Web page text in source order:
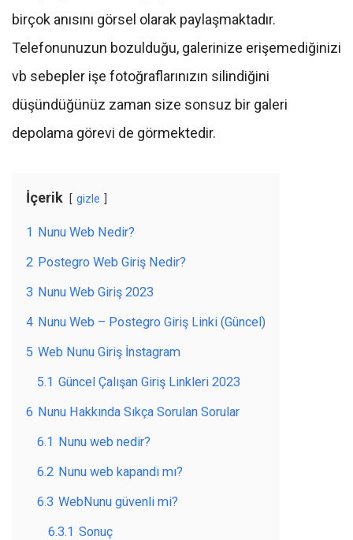
birçok anısını görsel olarak paylaşmaktadır.
Telefonunuzun bozulduğu, galerinize erişemediğinizi
vb sebepler işe fotoğraflarınızın silindiğini
düşündüğünüz zaman size sonsuz bir galeri
depolama görevi de görmektedir.
İçerik gizle
1 Nunu Web Nedir?
2 Postegro Web Giriş Nedir?
3 Nunu Web Giriş 2023
4 Nunu Web – Postegro Giriş Linki (Güncel)
5 Web Nunu Giriş İnstagram
5.1 Güncel Çalışan Giriş Linkleri 2023
6 Nunu Hakkında Sıkça Sorulan Sorular
6.1 Nunu web nedir?
6.2 Nunu web kapandı mı?
6.3 WebNunu güvenli mi?
6.3.1 Sonuç